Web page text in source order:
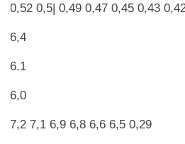
0,52 0,5| 0,49 0,47 0,45 0,43
6,4
6.1
6,0
7,2 7,1 6,9 6,8 6,6 6,5 0,29